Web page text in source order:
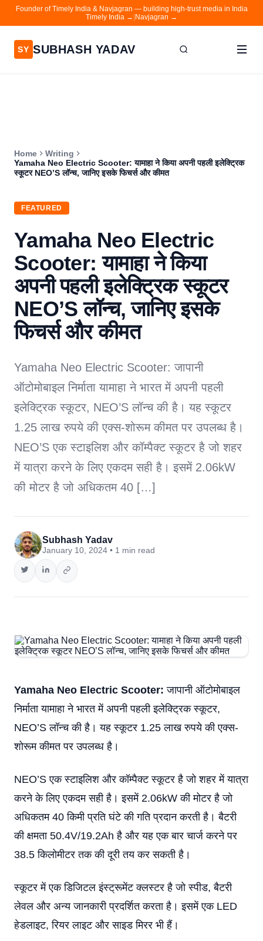
Founder of Timely India & Navjagran — building high-trust media in India
Timely India → Navjagran →
SY SUBHASH YADAV
Contact
Navjagran
Home
Writing
Yamaha Neo Electric Scooter: यामाहा ने किया अपनी पहली इलेक्ट्रिक
स्कूटर NEO’S लॉन्च, जानिए इसके फिचर्स और कीमत
FEATURED
Yamaha Neo Electric
Scooter: यामाहा ने किया
अपनी पहली इलेक्ट्रिक स्कूटर
NEO’S लॉन्च, जानिए इसके
फिचर्स और कीमत
Yamaha Neo Electric Scooter: जापानी
ऑटोमोबाइल निर्माता यामाहा ने भारत में अपनी पहली
इलेक्ट्रिक स्कूटर, NEO’S लॉन्च की है। यह स्कूटर
1.25 लाख रुपये की एक्स-शोरूम कीमत पर उपलब्ध है।
NEO’S एक स्टाइलिश और कॉम्पैक्ट स्कूटर है जो शहर
में यात्रा करने के लिए एकदम सही है। इसमें 2.06kW
की मोटर है जो अधिकतम 40 […]
Subhash Yadav
January 10, 2024 • 1 min read
Yamaha Neo Electric Scooter: जापानी ऑटोमोबाइल
निर्माता यामाहा ने भारत में अपनी पहली इलेक्ट्रिक स्कूटर,
NEO’S लॉन्च की है। यह स्कूटर 1.25 लाख रुपये की एक्स-
शोरूम कीमत पर उपलब्ध है।
NEO’S एक स्टाइलिश और कॉम्पैक्ट स्कूटर है जो शहर में यात्रा
करने के लिए एकदम सही है। इसमें 2.06kW की मोटर है जो
अधिकतम 40 किमी प्रति घंटे की गति प्रदान करती है। बैटरी
की क्षमता 50.4V/19.2Ah है और यह एक बार चार्ज करने पर
38.5 किलोमीटर तक की दूरी तय कर सकती है।
स्कूटर में एक डिजिटल इंस्ट्रूमेंट क्लस्टर है जो स्पीड, बैटरी
लेवल और अन्य जानकारी प्रदर्शित करता है। इसमें एक LED
हेडलाइट, रियर लाइट और साइड मिरर भी हैं।